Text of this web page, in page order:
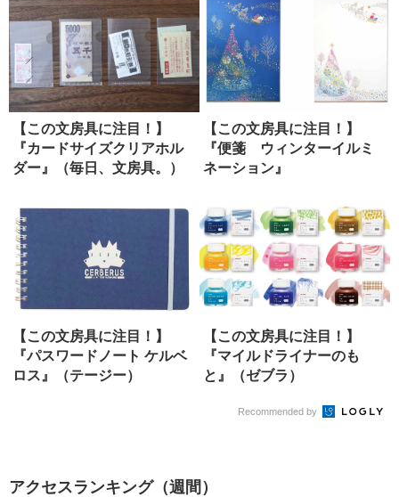
【この文房具に注目！】
『カードサイズクリアホル
ダー』（毎日、文房具。）
【この文房具に注目！】
『便箋 ウィンターイルミ
ネーション』
【この文房具に注目！】
『パスワードノート ケルベ
ロス』（テージー）
【この文房具に注目！】
『マイルドライナーのも
と』（ゼブラ）
Recommended by
アクセスランキング（週間）